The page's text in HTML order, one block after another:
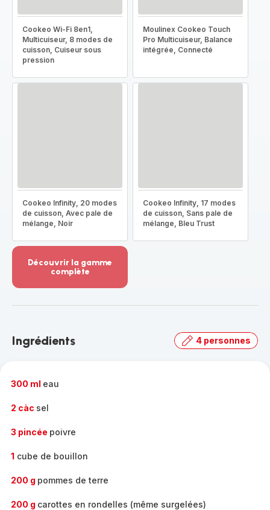
Cookeo Wi-Fi 8en1,
Multicuiseur, 8 modes de
cuisson, Cuiseur sous
pression
Moulinex Cookeo Touch
Pro Multicuiseur, Balance
intégrée, Connecté
Cookeo Infinity, 20 modes
de cuisson, Avec pale de
mélange, Noir
Cookeo Infinity, 17 modes
de cuisson, Sans pale de
mélange, Bleu Trust
Découvrir la gamme
complète
-
gamme
Ingrédients 4 personnes
300 ml eau
2 càc sel
3 pincée poivre
1 cube de bouillon
200 g pommes de terre
200 g carottes en rondelles (même surgelées)